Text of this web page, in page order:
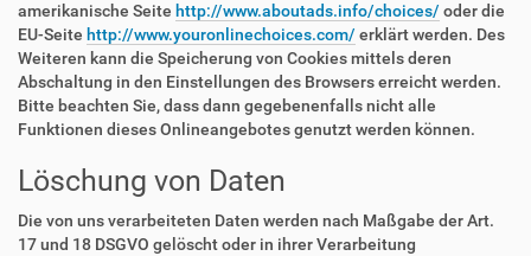
amerikanische Seite http://www.aboutads.info/choices/ oder die
EU-Seite http://www.youronlinechoices.com/ erklärt werden. Des
Weiteren kann die Speicherung von Cookies mittels deren
Abschaltung in den Einstellungen des Browsers erreicht werden.
Bitte beachten Sie, dass dann gegebenenfalls nicht alle
Funktionen dieses Onlineangebotes genutzt werden können.
Löschung von Daten
Die von uns verarbeiteten Daten werden nach Maßgabe der Art.
17 und 18 DSGVO gelöscht oder in ihrer Verarbeitung